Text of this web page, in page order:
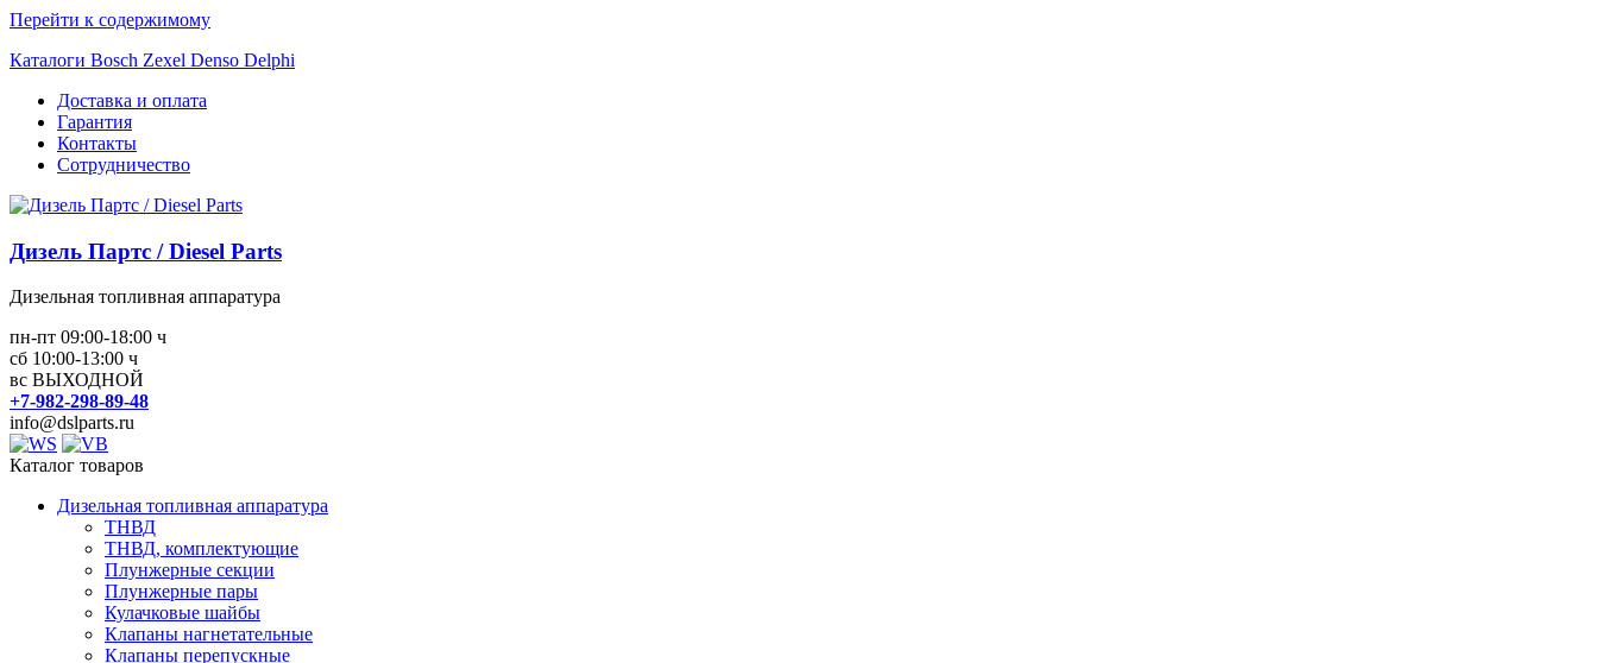
Перейти к содержимому
Каталоги Bosch Zexel Denso Delphi
Доставка и оплата
Гарантия
Контакты
Сотрудничество
Дизель Партс / Diesel Parts
Дизельная топливная аппаратура
пн-пт 09:00-18:00 ч
сб 10:00-13:00 ч
вс ВЫХОДНОЙ
+7-982-298-89-48
info@dslparts.ru
Каталог товаров
Дизельная топливная аппаратура
ТНВД
ТНВД, комплектующие
Плунжерные секции
Плунжерные пары
Кулачковые шайбы
Клапаны нагнетательные
Клапаны перепускные